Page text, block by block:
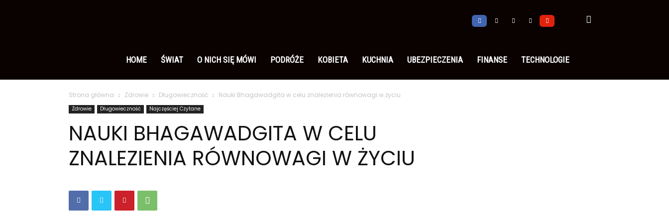
polsku
HOME ŚWIAT O NICH SIĘ MÓWI PODRÓŻE KOBIETA KUCHNIA UBEZPIECZENIA FINANSE TECHNOLOGIE
Strona główna Zdrowie Długowieczność Nauki Bhagawadgita w celu znalezienia równowagi w życiu
Zdrowie Długowieczność Najczęściej Czytane
NAUKI BHAGAWADGITA W CELU
ZNALEZIENIA RÓWNOWAGI W ŻYCIU